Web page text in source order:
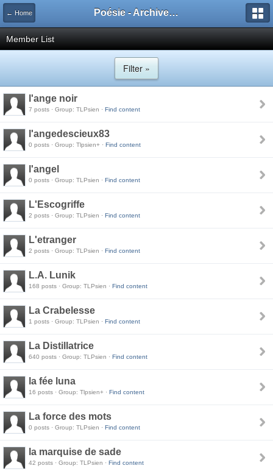
← Home Poésie - Archives de Toute La Poésie - 2005 - 2006
Member List
Filter »
l'ange noir
7 posts · Group: TLPsien · Find content
l'angedescieux83
0 posts · Group: Tlpsien+ · Find content
l'angel
0 posts · Group: TLPsien · Find content
L'Escogriffe
2 posts · Group: TLPsien · Find content
L'etranger
2 posts · Group: TLPsien · Find content
L.A. Lunik
168 posts · Group: TLPsien · Find content
La Crabelesse
1 posts · Group: TLPsien · Find content
La Distillatrice
640 posts · Group: TLPsien · Find content
la fée luna
16 posts · Group: Tlpsien+ · Find content
La force des mots
0 posts · Group: TLPsien · Find content
la marquise de sade
42 posts · Group: TLPsien · Find content